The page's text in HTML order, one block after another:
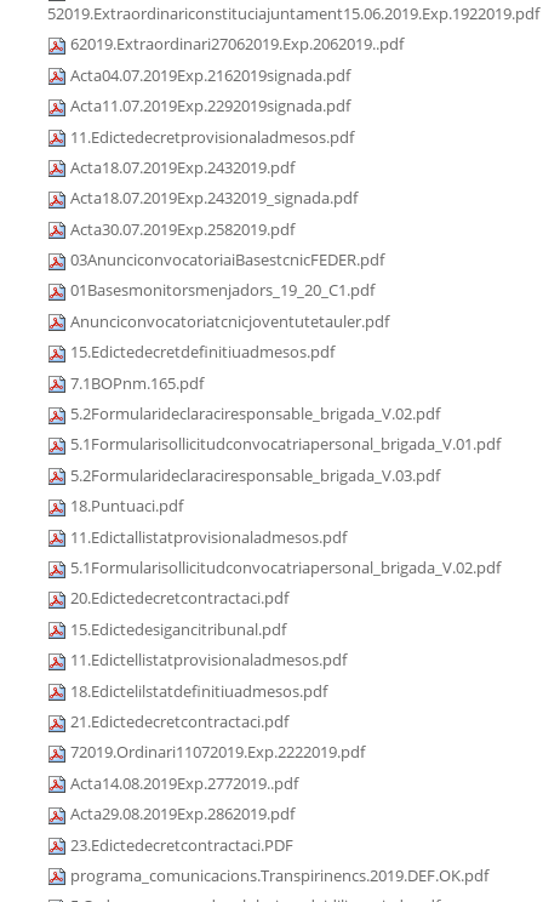
52019.Extraordinariconstituciajuntament15.06.2019.Exp.1922019.pdf
62019.Extraordinari27062019.Exp.2062019..pdf
Acta04.07.2019Exp.2162019signada.pdf
Acta11.07.2019Exp.2292019signada.pdf
11.Edictedecretprovisionaladmesos.pdf
Acta18.07.2019Exp.2432019.pdf
Acta18.07.2019Exp.2432019_signada.pdf
Acta30.07.2019Exp.2582019.pdf
03AnunciconvocatoriaiBasestcnicFEDER.pdf
01Basesmonitorsmenjadors_19_20_C1.pdf
Anunciconvocatoriatcnicjoventutetauler.pdf
15.Edictedecretdefinitiuadmesos.pdf
7.1BOPnm.165.pdf
5.2Formularideclaraciresponsable_brigada_V.02.pdf
5.1Formularisollicitudconvocatriapersonal_brigada_V.01.pdf
5.2Formularideclaraciresponsable_brigada_V.03.pdf
18.Puntuaci.pdf
11.Edictallistatprovisionaladmesos.pdf
5.1Formularisollicitudconvocatriapersonal_brigada_V.02.pdf
20.Edictedecretcontractaci.pdf
15.Edictedesigancitribunal.pdf
11.Edictellistatprovisionaladmesos.pdf
18.Edictelilstatdefinitiuadmesos.pdf
21.Edictedecretcontractaci.pdf
72019.Ordinari11072019.Exp.2222019.pdf
Acta14.08.2019Exp.2772019..pdf
Acta29.08.2019Exp.2862019.pdf
23.Edictedecretcontractaci.PDF
programa_comunicacions.Transpirinencs.2019.DEF.OK.pdf